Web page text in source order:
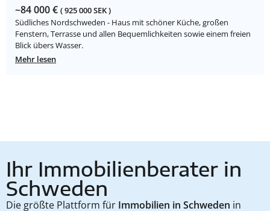
~84 000 € ( 925 000 SEK )
Südliches Nordschweden - Haus mit schöner Küche, großen
Fenstern, Terrasse und allen Bequemlichkeiten sowie einem freien
Blick übers Wasser.
Mehr lesen
Ihr Immobilienberater in
Schweden
Die größte Plattform für Immobilien in Schweden in